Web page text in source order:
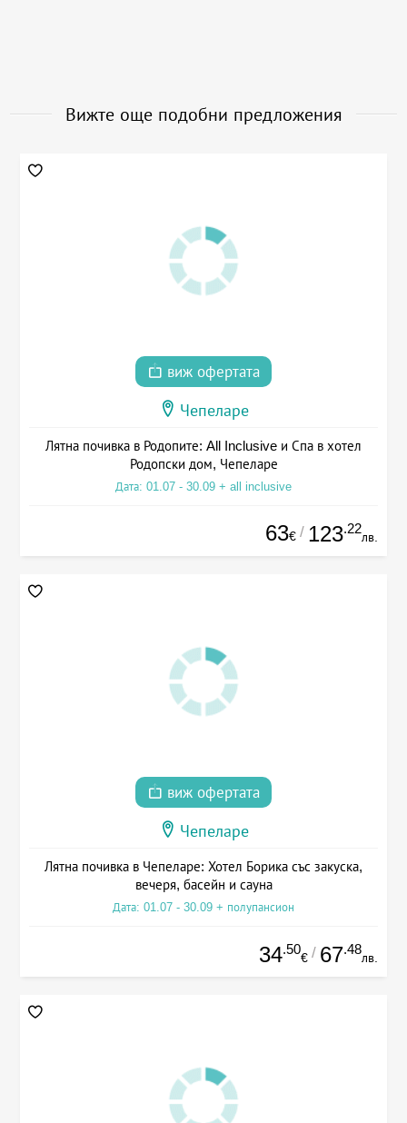
Вижте още подобни предложения
виж офертата
Чепеларе
Лятна почивка в Родопите: All Inclusive и Спа в хотел
Родопски дом, Чепеларе
Дата: 01.07 - 30.09 + all inclusive
63€ / 123.22
лв.
виж офертата
Чепеларе
Лятна почивка в Чепеларе: Хотел Борика със закуска,
вечеря, басейн и сауна
Дата: 01.07 - 30.09 + полупансион
34.50
€ / 67.48
лв.